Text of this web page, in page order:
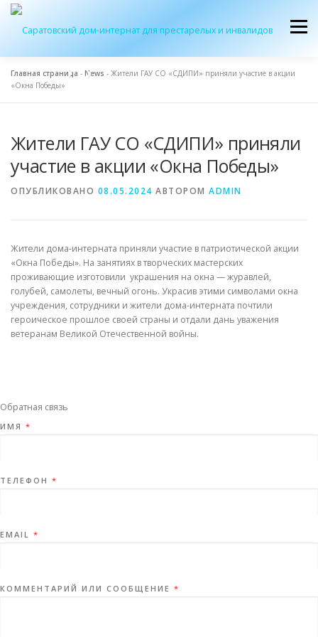
Перейти
содержимому
Меню
ОБ УЧРЕЖДЕНИИ
ЖУРНАЛ “ДОМ” КОНТАКТЫ
Главная страница - News - Жители ГАУ СО «СДИПИ» приняли участие в акции
«Окна Победы»
Жители ГАУ СО «СДИПИ» приняли
участие в акции «Окна Победы»
ОПУБЛИКОВАНО 08.05.2024 АВТОРОМ ADMIN
Жители дома-интерната приняли участие в патриотической акции
«Окна Победы». На занятиях в творческих мастерских
проживающие изготовили украшения на окна — журавлей,
голубей, самолеты, вечный огонь. Украсив этими символами окна
учреждения, сотрудники и жители дома-интерната почтили
героическое прошлое своей страны и отдали дань уважения
ветеранам Великой Отечественной войны.
Обратная связь
ИМЯ *
ТЕЛЕФОН *
EMAIL *
КОММЕНТАРИЙ ИЛИ СООБЩЕНИЕ *